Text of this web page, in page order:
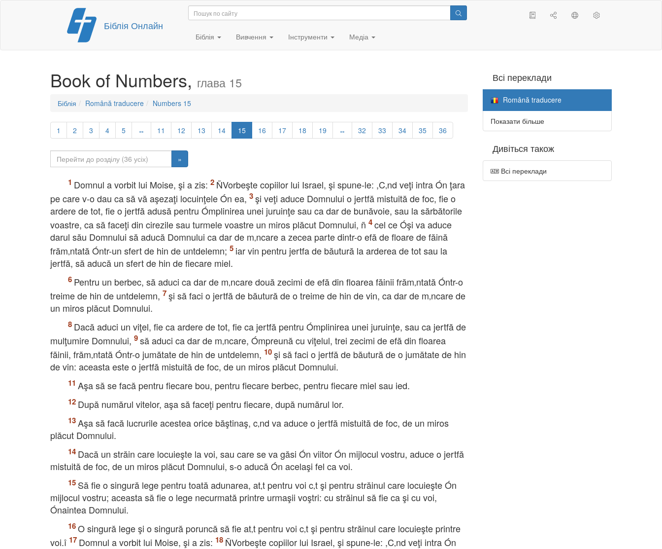
Перейти
вмісту
Біблія Онлайн
Біблія Вивчення Інструменти Медіа
Book of Numbers, глава 15
Біблія Română traducere Numbers 15
1 2 3 4 5 ↔ 11 12 13 14 15 16 17 18 19 ↔ 32 33 34 35 36
»
Domnul a vorbit lui Moise, şi a zis:
ÑVorbeşte copiilor lui Israel, şi spune-le: ,C‚nd veţi intra Ón ţara
pe care v-o dau ca să vă aşezaţi locuinţele Ón ea,
şi veţi aduce Domnului o jertfă mistuită de foc, fie o
ardere de tot, fie o jertfă adusă pentru Ómplinirea unei juruinţe sau ca dar de bunăvoie, sau la sărbătorile
voastre, ca să faceţi din cirezile sau turmele voastre un miros plăcut Domnului, ñ
cel ce Óşi va aduce
darul său Domnului să aducă Domnului ca dar de m‚ncare a zecea parte dintr-o efă de floare de făină
frăm‚ntată Óntr-un sfert de hin de untdelemn;
iar vin pentru jertfa de băutură la arderea de tot sau la
jertfă, să aducă un sfert de hin de fiecare miel.
Pentru un berbec, să aduci ca dar de m‚ncare două zecimi de efă din floarea făinii frăm‚ntată Óntr-o
treime de hin de untdelemn,
şi să faci o jertfă de băutură de o treime de hin de vin, ca dar de m‚ncare de
un miros plăcut Domnului.
Dacă aduci un viţel, fie ca ardere de tot, fie ca jertfă pentru Ómplinirea unei juruinţe, sau ca jertfă de
mulţumire Domnului,
să aduci ca dar de m‚ncare, Ómpreună cu viţelul, trei zecimi de efă din floarea
făinii, frăm‚ntată Óntr-o jumătate de hin de untdelemn,
şi să faci o jertfă de băutură de o jumătate de hin
de vin: aceasta este o jertfă mistuită de foc, de un miros plăcut Domnului.
Aşa să se facă pentru fiecare bou, pentru fiecare berbec, pentru fiecare miel sau ied.
După numărul vitelor, aşa să faceţi pentru fiecare, după numărul lor.
Aşa să facă lucrurile acestea orice băştinaş, c‚nd va aduce o jertfă mistuită de foc, de un miros
plăcut Domnului.
Dacă un străin care locuieşte la voi, sau care se va găsi Ón viitor Ón mijlocul vostru, aduce o jertfă
mistuită de foc, de un miros plăcut Domnului, s-o aducă Ón acelaşi fel ca voi.
Să fie o singură lege pentru toată adunarea, at‚t pentru voi c‚t şi pentru străinul care locuieşte Ón
mijlocul vostru; aceasta să fie o lege necurmată printre urmaşii voştri: cu străinul să fie ca şi cu voi,
Ónaintea Domnului.
O singură lege şi o singură poruncă să fie at‚t pentru voi c‚t şi pentru străinul care locuieşte printre
voi.î
Domnul a vorbit lui Moise, şi a zis:
ÑVorbeşte copiilor lui Israel, şi spune-le: ,C‚nd veţi intra Ón
Всі переклади
Română traducere
Показати більше
Дивіться також
Всі переклади